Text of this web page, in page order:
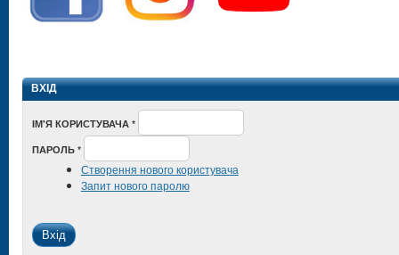
ВХІД
ІМ'Я КОРИСТУВАЧА *
ПАРОЛЬ *
Створення нового користувача
Запит нового паролю